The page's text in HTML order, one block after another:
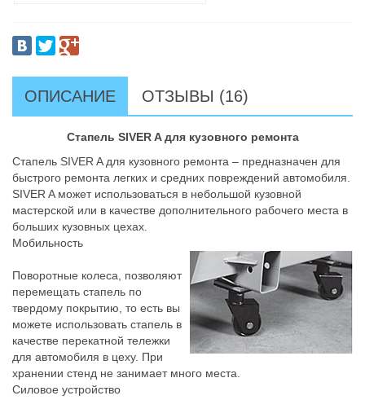
ОПИСАНИЕ ОТЗЫВЫ (16)
Стапель SIVER A для кузовного ремонта
Стапель SIVER A для кузовного ремонта – предназначен для
быстрого ремонта легких и средних повреждений автомобиля.
SIVER A может использоваться в небольшой кузовной
мастерской или в качестве дополнительного рабочего места в
больших кузовных цехах.
Мобильность
Поворотные колеса, позволяют
перемещать стапель по
твердому покрытию, то есть вы
можете использовать стапель в
качестве перекатной тележки
для автомобиля в цеху. При
хранении стенд не занимает много места.
Силовое устройство